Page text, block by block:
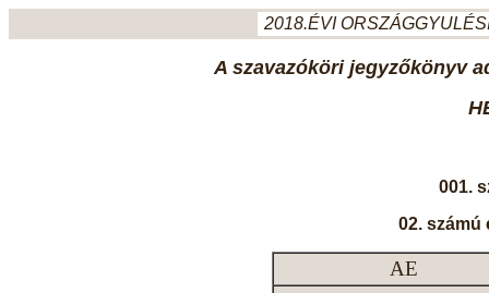
2018.ÉVI
A szavazóköri jegyzőkönyv
001.
02. számú
AE